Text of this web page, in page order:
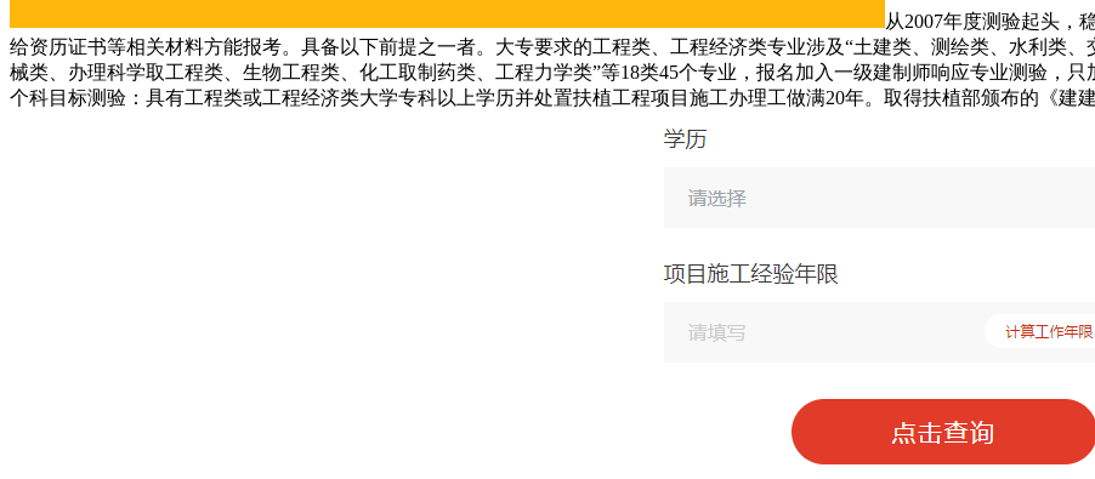
从2007年度测验起头，
给资历证书等相关材料方能报考。具备以下前提之一者。大专要求的工程类、工程经济类专业涉及“土建类、测绘类、水利类
械类、办理科学取工程类、生物工程类、化工取制药类、工程力学类”等18类45个专业，报名加入一级建制师响应专业测验，
个科目标测验：具有工程类或工程经济类大学专科以上学历并处置扶植工程项目施工办理工做满20年。取得扶植部颁布的《建